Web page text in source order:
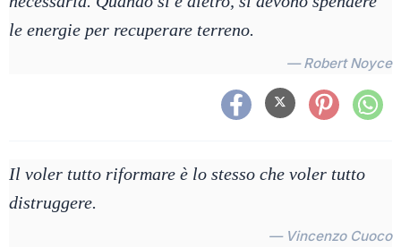
le energie per recuperare terreno.
— Robert Noyce
Il voler tutto riformare è lo stesso che voler tutto
distruggere.
— Vincenzo Cuoco